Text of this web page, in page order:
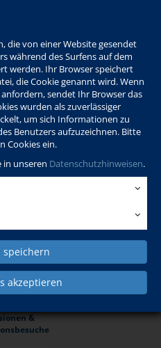
die von einer Website gesendet
während des Surfens auf dem
werden. Ihr Browser speichert
die Cookie genannt wird. Wenn
sendet Ihr Browser das
wurden als zuverlässiger
um sich Informationen zu
Benutzers aufzuzeichnen. Bitte
Cookies ein.
unseren Datenschutzhinweisen.
speichern
akzeptieren
Aktuelles Warenkorb Login
Kontakt Sitemap
& Digitales
&